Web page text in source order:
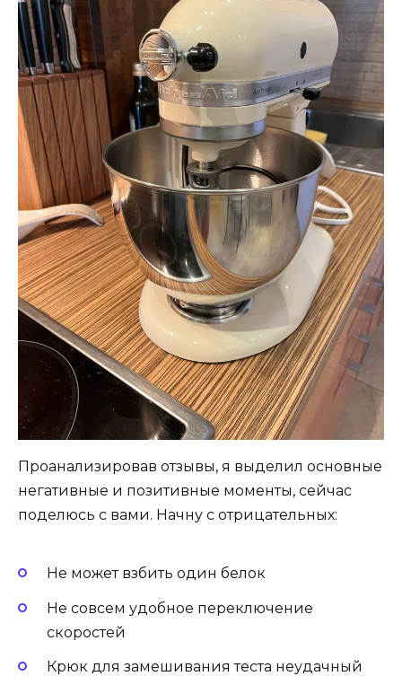
Проанализировав отзывы, я выделил основные
негативные и позитивные моменты, сейчас
поделюсь с вами. Начну с отрицательных:
Не может взбить один белок
Не совсем удобное переключение
скоростей
Крюк для замешивания теста неудачный